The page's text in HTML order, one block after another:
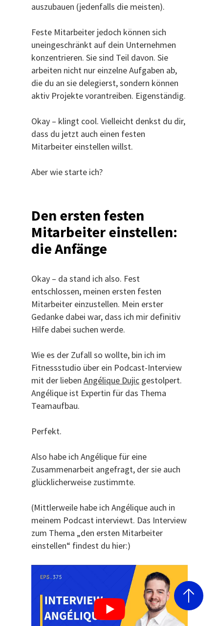
auszubauen (jedenfalls die meisten).
Feste Mitarbeiter jedoch können sich
uneingeschränkt auf dein Unternehmen
konzentrieren. Sie sind Teil davon. Sie
arbeiten nicht nur einzelne Aufgaben ab,
die du an sie delegierst, sondern können
aktiv Projekte vorantreiben. Eigenständig.
Okay – klingt cool. Vielleicht denkst du dir,
dass du jetzt auch einen festen
Mitarbeiter einstellen willst.
Aber wie starte ich?
Den ersten festen
Mitarbeiter einstellen:
die Anfänge
Okay – da stand ich also. Fest
entschlossen, meinen ersten festen
Mitarbeiter einzustellen. Mein erster
Gedanke dabei war, dass ich mir definitiv
Hilfe dabei suchen werde.
Wie es der Zufall so wollte, bin ich im
Fitnessstudio über ein Podcast-Interview
mit der lieben Angélique Dujic gestolpert.
Angélique ist Expertin für das Thema
Teamaufbau.
Perfekt.
Also habe ich Angélique für eine
Zusammenarbeit angefragt, der sie auch
glücklicherweise zustimmte.
(Mittlerweile habe ich Angélique auch in
meinem Podcast interviewt. Das Interview
zum Thema „den ersten Mitarbeiter
einstellen“ findest du hier:)